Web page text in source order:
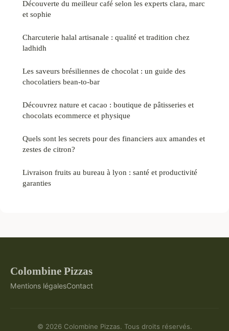
Découverte du meilleur café selon les experts clara, marc
et sophie
Charcuterie halal artisanale : qualité et tradition chez
ladhidh
Les saveurs brésiliennes de chocolat : un guide des
chocolatiers bean-to-bar
Découvrez nature et cacao : boutique de pâtisseries et
chocolats ecommerce et physique
Quels sont les secrets pour des financiers aux amandes et
zestes de citron?
Livraison fruits au bureau à lyon : santé et productivité
garanties
Colombine Pizzas
Mentions légalesContact
© 2026 Colombine Pizzas. Tous droits réservés.